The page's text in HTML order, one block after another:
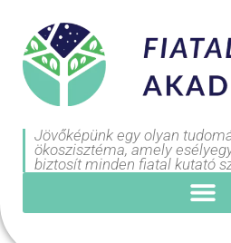
Jövőképünk egy olyan
ökoszisztéma, amely
biztosít minden fiatal kutató